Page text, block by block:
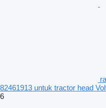
82461913 untuk tractor head
6